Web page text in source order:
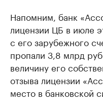
Напомним, банк
лицензии ЦБ в июле
с его зарубежного
пропали 3,8 млрд
величину его
отзыва лицензии
место в банковской